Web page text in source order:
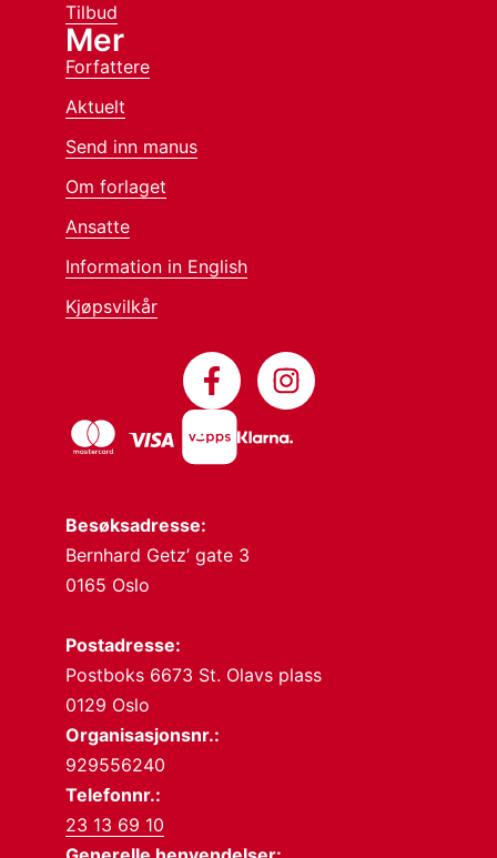
Besøksadresse:
Bernhard Getz’ gate 3
0165 Oslo
Postadresse:
Postboks 6673 St. Olavs plass
0129 Oslo
Organisasjonsnr.:
929556240
Telefonnr.:
23 13 69 10
Tilbud
Mer
Forfattere
Aktuelt
Send inn manus
Om forlaget
Ansatte
Information in English
Kjøpsvilkår